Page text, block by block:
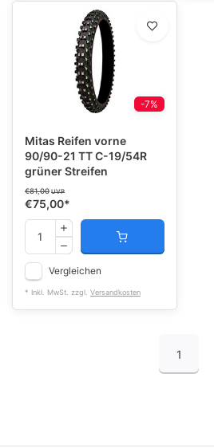
-7%
Mitas Reifen vorne
90/90-21 TT C-19/54R
grüner Streifen
€81,00 UVP
€75,00*
Vergleichen
* Inkl. MwSt. zzgl. Versandkosten
1